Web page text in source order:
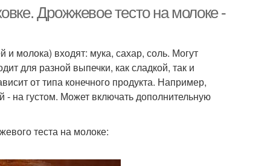
Дрожжевое тесто на молоке -
молока) входят: мука, сахар, соль. Могут
для разной выпечки, как сладкой, так и
от типа конечного продукта. Например,
- на густом. Может включать дополнительную
теста на молоке: